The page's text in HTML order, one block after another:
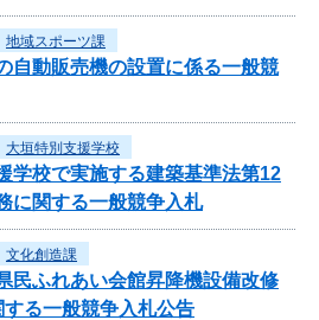
地域スポーツ課
自動販売機の設置に係る一般競
大垣特別支援学校
学校で実施する建築基準法第12
に関する一般競争入札
文化創造課
民ふれあい会館昇降機設備改修
る一般競争入札公告